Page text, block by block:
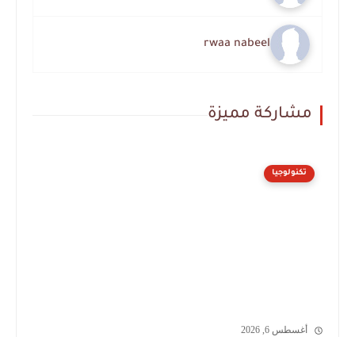
rwaa nabeel
مشاركة مميزة
تكنولوجيا
أغسطس 6, 2026